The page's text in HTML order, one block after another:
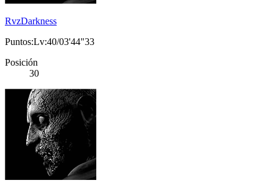
RvzDarkness
Puntos:Lv:40/03'44"33
Posición
30